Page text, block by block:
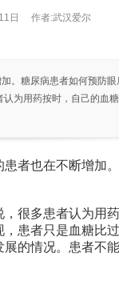
日
作者:武汉爱尔
。糖尿病患者如何预防
为用药按时，自己的血
者也在不断增加
很多患者认为用
患者只是血糖比
的情况。患者不